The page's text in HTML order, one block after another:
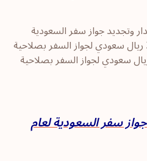
وتجديد جواز سفر السعودية
ستظل كما هي دون تغيير (300 ريال سعودي لجواز السفر بصلاحية
لمدة 5 سنوات، و 600 ريال سعودي لجواز السفر بصلاحية
سفر السعودية لعام